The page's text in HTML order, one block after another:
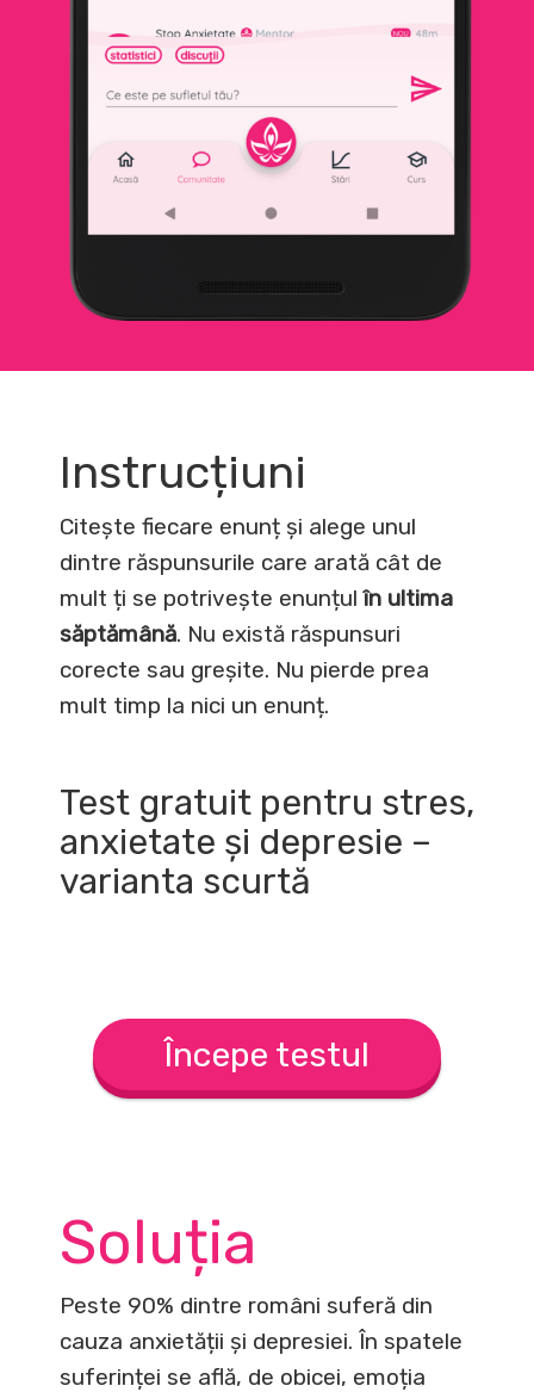
Instrucțiuni
Citește fiecare enunț și alege unul
dintre răspunsurile care arată cât de
mult ți se potrivește enunțulîn ultima
săptămână. Nu există răspunsuri
corecte sau greșite. Nu pierde prea
mult timp la nici un enunț.
Test gratuit pentru stres,
anxietate și depresie –
varianta scurtă
Începe testul
Soluția
Peste 90% dintre români suferă din
cauza anxietății și depresiei. În spatele
suferinței se află, de obicei, emoția